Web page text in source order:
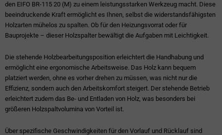
den EIFO BR-115 20 (M) zu einem leistungsstarken Werkzeug macht. Diese
beeindruckende Kraft ermöglicht es Ihnen, selbst die widerstandsfähigsten
Holzarten mühelos zu spalten. Ob für den Heizungsvorrat oder für
Bauprojekte – dieser Holzspalter bewältigt die Aufgaben mit Leichtigkeit.
Die stehende Holzbearbeitungsposition erleichtert die Handhabung und
ermöglicht eine ergonomische Arbeitsweise. Das Holz kann bequem
platziert werden, ohne es vorher drehen zu müssen, was nicht nur die
Effizienz, sondern auch den Arbeitskomfort steigert. Der stehende Betrieb
erleichtert zudem das Be- und Entladen von Holz, was besonders bei
größeren Holzspaltvolumina von Vorteil ist.
Über spezifische Geschwindigkeiten für den Vorlauf und Rücklauf sind